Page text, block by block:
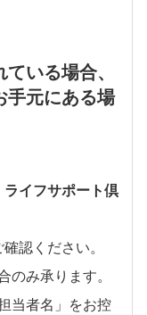
いる場合、
手元にある場
イフサポート倶
認ください。
み承ります。
当者名」をお控